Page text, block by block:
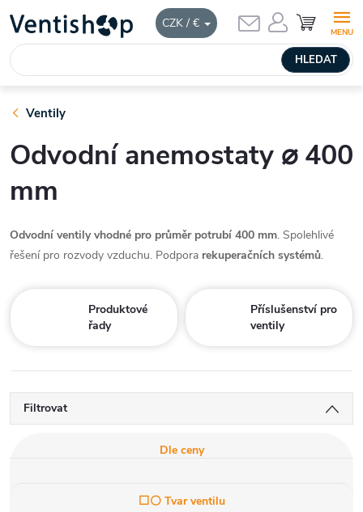
CZK / €
obsah
HLEDAT
NÁKUPNÍ
KOŠÍK
Ventily
Odvodní anemostaty ⌀ 400
mm
Odvodní ventily vhodné pro průměr potrubí 400 mm. Spolehlivé
řešení pro rozvody vzduchu. Podpora rekuperačních systémů.
Produktové
řady
Příslušenství pro
ventily
Filtrovat
Dle ceny
⬜⚪ Tvar ventilu